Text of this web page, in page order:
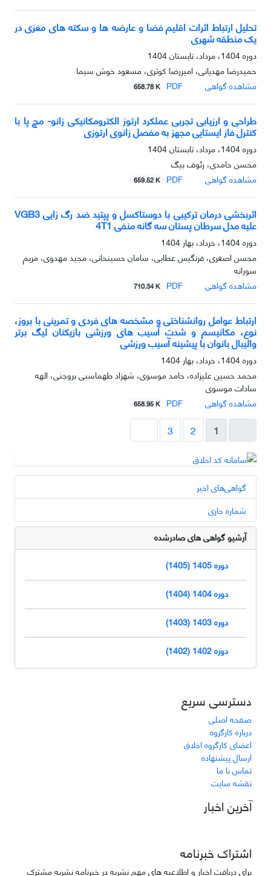
تحلیل ارتباط اثرات اقلیم فضا و عارضه ها و سکته های مغزی در
یک منطقه شهری
دوره 1404، مرداد، تابستان 1404
حمیدرضا مهدیانی، امیررضا کوثری، مسعود خوش سیما
مشاهده گواهی
PDF
658.78 K
طراحی و ارزیابی تجربی عملکرد ارتوز الکترومکانیکی زانو- مچ پا با
کنترل فاز ایستایی مجهز به مفصل زانوی ارتوزی
دوره 1404، مرداد، تابستان 1404
محسن حامدی، رئوف بیگ
مشاهده گواهی
PDF
659.52 K
اثربخشی درمان ترکیبی با دوستاکسل و پپتید ضد رگ زایی VGB3
علیه مدل سرطان پستان سه گانه منفی 4T1
دوره 1404، خرداد، بهار 1404
محسن اصغری، فرنگیس عطایی، سامان حسینخانی، مجید مهدوی، مریم
سورانه
مشاهده گواهی
PDF
710.34 K
ارتباط عوامل روانشناختی و مشخصه های فردی و تمرینی با بروز،
نوع، مکانیسم و شدت آسیب های ورزشی بازیکنان لیگ برتر
والیبال بانوان با پیشینه آسیب ورزشی
دوره 1404، خرداد، بهار 1404
محمد حسین علیزاده، حامد موسوی، شهزاد طهماسبی بروجنی، الهه
سادات موسوی
مشاهده گواهی
PDF
658.95 K
1
2
3
گواهی‌های اخیر
شماره جاری
آرشیو گواهی های صادرشده
دوره 1405 (1405)
دوره 1404 (1404)
دوره 1403 (1403)
دوره 1402 (1402)
دسترسی سریع
صفحه اصلی
درباره کارگروه
اعضای کارگروه اخلاق
ارسال پیشنهاده
تماس با ما
نقشه سایت
آخرین اخبار
اشتراک خبرنامه
برای دریافت اخبار و اطلاعیه های مهم نشریه در خبرنامه نشریه مشترک